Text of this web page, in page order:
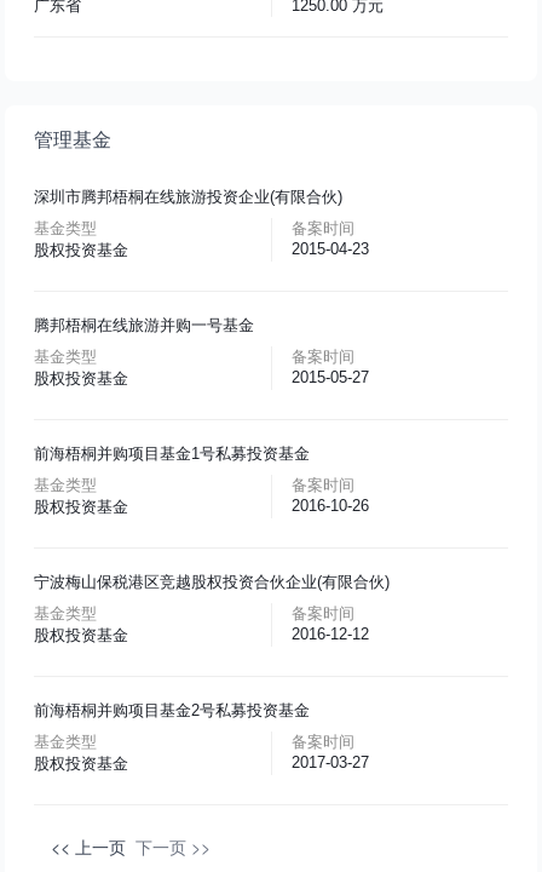
广东省
1250.00 万元
管理基金
深圳市腾邦梧桐在线旅游投资企业(有限合伙)
基金类型
股权投资基金
备案时间
2015-04-23
腾邦梧桐在线旅游并购一号基金
基金类型
股权投资基金
备案时间
2015-05-27
前海梧桐并购项目基金1号私募投资基金
基金类型
股权投资基金
备案时间
2016-10-26
宁波梅山保税港区竞越股权投资合伙企业(有限合伙)
基金类型
股权投资基金
备案时间
2016-12-12
前海梧桐并购项目基金2号私募投资基金
基金类型
股权投资基金
备案时间
2017-03-27
<< 上一页 下一页 >>